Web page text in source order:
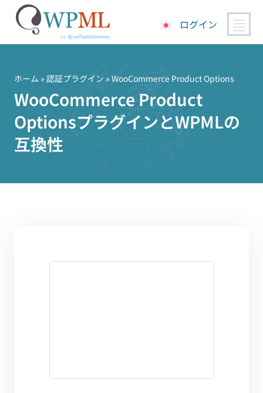
ログイン
ホーム » 認証プラグイン » WooCommerce Product Options
WooCommerce Product
OptionsプラグインとWPMLの
互換性